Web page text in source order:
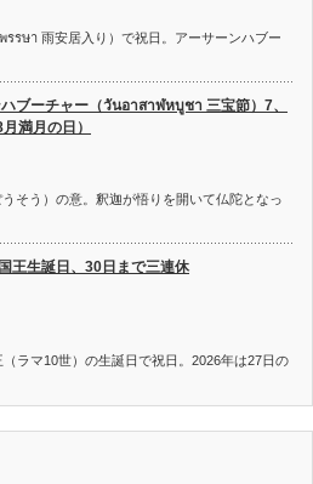
รษา 雨安居入り）で祝日。アーサーンハブー
ブーチャー（วันอาสาฬหบูชา 三宝節）7、
満月の日）
そう）の意。釈迦が悟りを開いて仏陀となっ
王生誕日、30日まで三連休
ラマ10世）の生誕日で祝日。2026年は27日の